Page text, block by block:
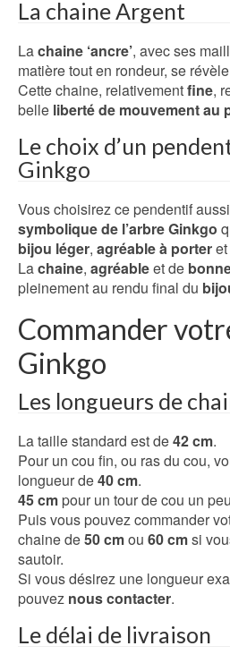
La chaine Argent
Lachaine ‘ancre’, avec ses
matière tout en rondeur, se révèle
Cette chaine, relativementfine,
belle liberté de mouvement au
Le choix d’un
Ginkgo
Vous choisirez ce pendentif
symbolique de l’arbre Ginkgo
bijou léger, agréable à porteret
Lachaine, agréableet de
pleinement au rendu final du
Commander
Ginkgo
Les longueurs de
La taille standard est de42 cm.
Pour un cou fin, ou ras du cou,
longueur de40 cm.
45 cm pour un tour de cou un
Puis vous pouvez commander
chaine de50 cmou 60 cmsi
sautoir.
Si vous désirez une longueur
pouvez nous contacter.
Le délai de livraison